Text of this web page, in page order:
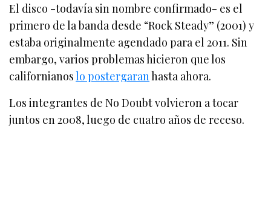
El disco -todavía sin nombre confirmado- es el
primero de la banda desde “Rock Steady” (2001) y
estaba originalmente agendado para el 2011. Sin
embargo, varios problemas hicieron que los
californianoslo postergaranhasta ahora.
Los integrantes de No Doubt volvieron a tocar
juntos en 2008, luego de cuatro años de receso.